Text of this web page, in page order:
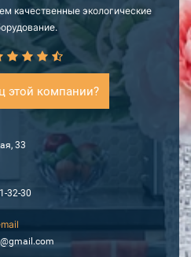
качественные экологические
этой компании?
33
32-30